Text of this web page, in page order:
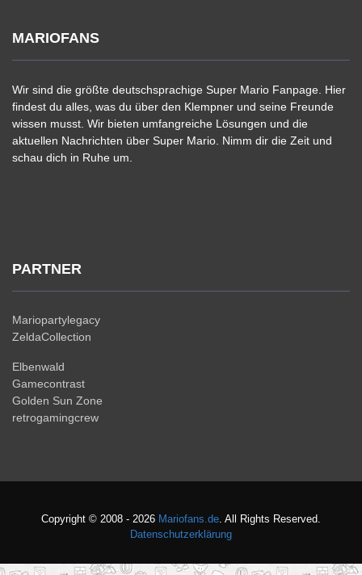
MARIOFANS
Wir sind die größte deutschsprachige Super Mario Fanpage. Hier
findest du alles, was du über den Klempner und seine Freunde
wissen musst. Wir bieten umfangreiche Lösungen und die
aktuellen Nachrichten über Super Mario. Nimm dir die Zeit und
schau dich in Ruhe um.
PARTNER
Mariopartylegacy
ZeldaCollection
Elbenwald
Gamecontrast
Golden Sun Zone
retrogamingcrew
Copyright © 2008 - 2026 Mariofans.de . All Rights Reserved.
Datenschutzerklärung